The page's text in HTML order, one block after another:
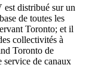
distribué sur un
de toutes les
Toronto; et il
collectivités à
Toronto de
de canaux